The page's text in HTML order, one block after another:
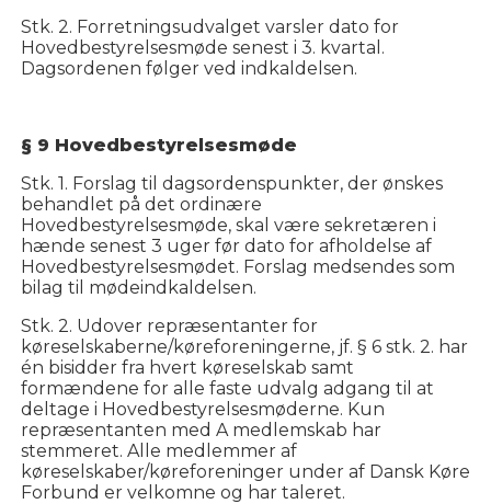
Stk. 2. Forretningsudvalget varsler dato for
Hovedbestyrelsesmøde senest i 3. kvartal.
Dagsordenen følger ved indkaldelsen.
§ 9 Hovedbestyrelsesmøde
Stk. 1. Forslag til dagsordenspunkter, der ønskes
behandlet på det ordinære
Hovedbestyrelsesmøde, skal være sekretæren i
hænde senest 3 uger før dato for afholdelse af
Hovedbestyrelsesmødet. Forslag medsendes som
bilag til mødeindkaldelsen.
Stk. 2. Udover repræsentanter for
køreselskaberne/køreforeningerne, jf. § 6 stk. 2. har
én bisidder fra hvert køreselskab samt
formændene for alle faste udvalg adgang til at
deltage i Hovedbestyrelsesmøderne. Kun
repræsentanten med A medlemskab har
stemmeret. Alle medlemmer af
køreselskaber/køreforeninger under af Dansk Køre
Forbund er velkomne og har taleret.